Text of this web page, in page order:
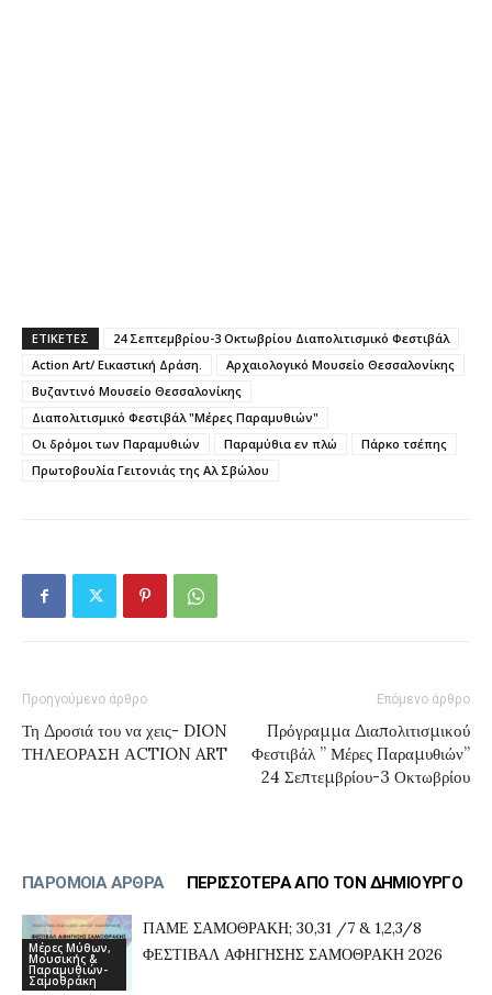
ΕΤΙΚΕΤΕΣ
24 Σεπτεμβρίου-3 Οκτωβρίου Διαπολιτισμικό Φεστιβάλ
Action Art/ Εικαστική Δράση.
Αρχαιολογικό Μουσείο Θεσσαλονίκης
Βυζαντινό Μουσείο Θεσσαλονίκης
Διαπολιτισμικό Φεστιβάλ "Μέρες Παραμυθιών"
Οι δρόμοι των Παραμυθιών
Παραμύθια εν πλώ
Πάρκο τσέπης
Πρωτοβουλία Γειτονιάς της Αλ Σβώλου
Προηγούμενο άρθρο
Τη Δροσιά του να χεις- DION
ΤΗΛΕΟΡΑΣΗ ΑCTION ART
Επόμενο άρθρο
Πρόγραμμα Διαπολιτισμικού
Φεστιβάλ ” Μέρες Παραμυθιών”
24 Σεπτεμβρίου-3 Οκτωβρίου
ΠΑΡΟΜΟΙΑ ΑΡΘΡΑ ΠΕΡΙΣΣΟΤΕΡΑ ΑΠΟ ΤΟΝ ΔΗΜΙΟΥΡΓΟ
Μέρες Μύθων,
Μουσικής &
Παραμυθιών-
Σαμοθράκη
ΠΑΜΕ ΣΑΜΟΘΡΑΚΗ; 30,31 /7 & 1,2,3/8
ΦΕΣΤΙΒΑΛ ΑΦΗΓΗΣΗΣ ΣΑΜΟΘΡΑΚΗ 2026